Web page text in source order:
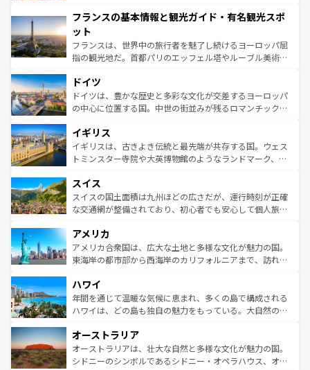
ませてくれるイタリアで、忘れられない旅をしてみよう！
なお、新着のイタリア情報は
しい。
文化が根付くこの国では、情熱的なフラメンコ、熱気あふ
れる闘牛、そして美味しいタパスが生活の一部となってい
る。首都マドリードの洗練された雰囲気や、バルセロナの
アートに溢れた街角から、地方では古代ローマ遺跡や中世
せる。地方によって風土や気候が異なるスペインはその個
性で訪れる人を魅了する。 なお、新着のスペイン情報は コ
ンテンツ一覧を参照してほしい。
フランスの基本情報と観光ガイド・有名観光スポ
ット
フランスは、世界中の旅行者を魅了し続けるヨーロッパ屈
指の観光地だ。首都パリのエッフェル塔やルーブル美術館
で、幅広い魅力が詰まっている。華麗な宮殿、歴史的な大
聖堂、美しいビーチ、そして豊かな自然が、訪れる者を心
から魅了する。また、フランスは美食の国としても知ら
いる。シャンパンの発祥地であるランス、プロヴァンスの
香り高いラベンダー畑など、多彩な楽しみ方が可能だ。さ
らに、パリ以外の地域にも魅力が溢れており、どの街角に
れる地方に足を運ぶとそれぞれで全く異なる文化を体験で
きるだろう。 なお、新着のフランス情報はコンテンツ一覧
を参照してほしい。
ドイツ
ドイツは、豊かな歴史と多彩な文化が交差するヨーロッパ
の中心に位置する国。中世の街並みが残るロマンチック街
顔を持つこの国は、どこを歩いても飽きることがない。ベ
ルリンの文化的活気、バイエルン州のアルプスの絶景、そ
してライン川沿いのワイン畑といった風景は必見。ビール
は、お酒好きな人にはぜひ体験してほしい。 なお、新着の
ドイツ情報はコンテンツ一覧を参照してほしい。
イギリス
イギリスは、古きよき伝統と最先端が共存する国。ウェス
トミンスター寺院や大英博物館のようなランドマーク、歴
リアごとに異なる魅力がある。また、優雅なアフタヌーン
ティー、ビール好きにはたまらない英国パブ、サッカー観
戦など、本場だからこそできる体験も豊富。イギリスを旅
ンツ一覧を参照してほしい。
スイス
スイスの国土面積は九州ほどの広さだが、運行時刻が正確
な交通網が整備されており、初心者でも安心して個人旅行
の建物がそのまま残る町や、スイスならではのユニークな
博物館もあり、アルプス観光だけでなく町歩きも満喫する
ことができる。国民の所得が高いため物価も高いが、旅行
ば市内交通費無料で観光を楽しむこともできる。 なお、新
着のスイス情報はコンテンツ一覧 を参照してほしい。
アメリカ
アメリカ合衆国は、広大な土地と多様な文化が魅力の国。
東海岸の都市部から西海岸のカリフォルニアまで、訪れる
のような巨大都市は、観光、ショッピング、エンターテイ
ンメントが詰まった刺激的なスポットだ。一方、アメリカ
西部には大自然が広がり、グランドキャニオンやイエロー
部のニューオーリンズでは、音楽と美食が融合した独特の
文化が魅力。旅行者はアメリカの各地域で異なる魅力を楽
しみながら、その多様性と豊かな歴史を感じることができ
ハワイ
年間を通じて温暖な気候に恵まれ、多くの島で構成される
ハワイは、どの島も独自の魅力をもっている。大自然の神
ワイ島は見逃せない。また、定番の観光地といえばオアフ
島だが、静かな自然を求めるならマウイ島やカウアイ島が
おすすめ。エメラルドグリーンに輝く海をはじめ、豊かな
オーストラリア
オーストラリアは、壮大な自然と多様な文化が魅力の国。
シドニーのシンボルであるシドニー・オペラハウス、オー